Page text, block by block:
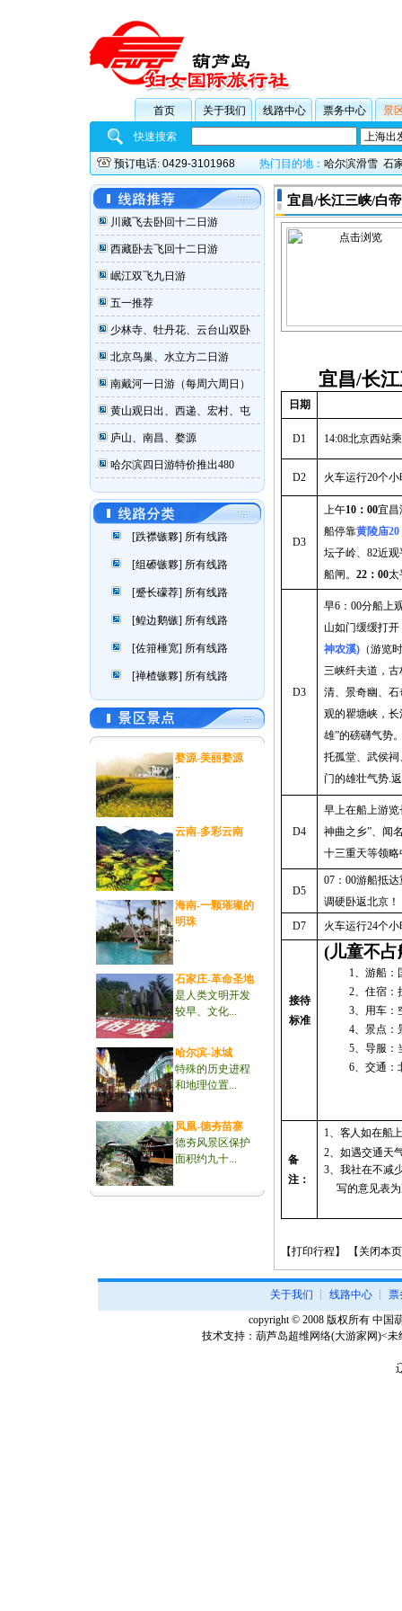
首页 关于我们 线路中心 票务中心 景
快速搜索
预订电话: 0429-3101968 热门目的地： 哈尔滨滑雪 石
川藏飞去卧回十二日游
西藏卧去飞回十二日游
岷江双飞九日游
五一推荐
少林寺、牡丹花、云台山双卧
北京鸟巢、水立方二日游
南戴河一日游（每周六周日）
黄山观日出、西递、宏村、屯
庐山、南昌、婺源
哈尔滨四日游特价推出480
[跌襟镞夥] 所有线路
[组礤镞夥] 所有线路
[蹙长礞荐] 所有线路
[鳇边鹅镞] 所有线路
[佐箝棰宽] 所有线路
[禅楂镞夥] 所有线路
婺源-美丽婺源
..
云南-多彩云南
..
海南-一颗璀璨的
明珠
..
石家庄-革命圣地
是人类文明开发
较早、文化...
哈尔滨-冰城
特殊的历史进程
和地理位置...
凤凰-德夯苗寨
德夯风景区保护
面积约九十...
宜昌/长江三峡/白帝
宜昌/长
日期
D1 14:08北京西站乘
D2 火车运行20个小
D3
上午10 ：00宜昌
船停靠黄陵庙20
坛子岭、82近观
船闸。22 ：00太
D3
早6 ：00分船上
山如门缓缓打
神农溪) （游览
三峡纤夫道，
清、景奇幽、
观的瞿塘峡，长
雄”的磅礴气势
托孤堂、武侯
门的雄壮气势.
D4
早上在船上游
神曲之乡”、闻
十三重天等领
D5
07 ：00游船抵
调硬卧返北京！
D7
火车运行24个小
接待
标准
(儿童不
1、游船：
2、住宿：
3、用车：
4、景点：
5、导服：
6、交通：
备
注：
1、客人如在船
2、如遇交通天
3、我社在不减
写的意见表
【打印行程 】 【 关闭本页
关于我们 ┊ 线路中心 ┊ 票
copyright © 2008 版权所有 中国
技术支持： 葫芦岛超维网络(大游家网)<未